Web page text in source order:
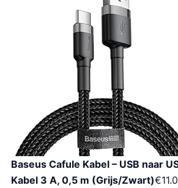
Baseus Cafule Kabel – USB naar
Kabel 3 A, 0,5 m (Grijs/Zwart)€